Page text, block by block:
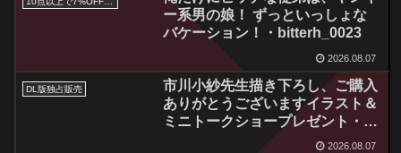
ー系男の娘！ ずっといっしょな
バケーション！・bitterh_0023
2026.08.07
DL版独占販売
市川小紗先生描き下ろし、ご購入
ありがとうございますイラスト＆
ミニトークショープレゼント・
2026.08.07